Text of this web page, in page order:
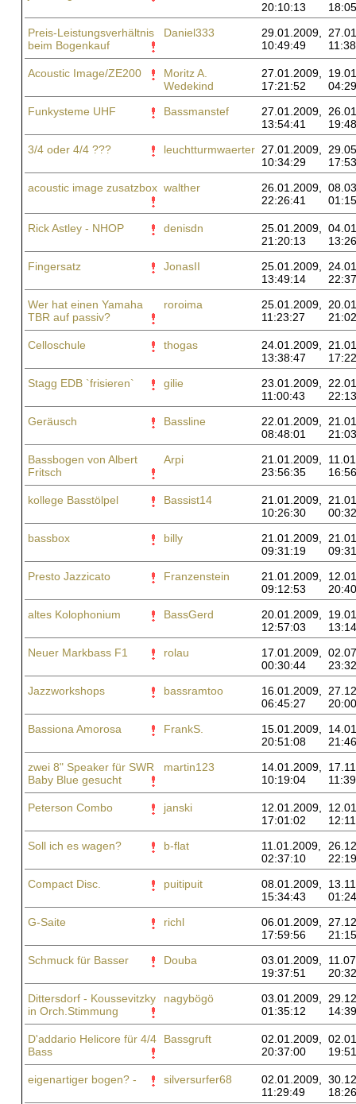
20:10:13
Preis-Leistungsverhältnis
beim Bogenkauf
Daniel333
29.01.2009,
10:49:49
Acoustic Image/ZE200
Moritz A.
Wedekind
27.01.2009,
17:21:52
Funkysteme UHF
Bassmanstef
27.01.2009,
13:54:41
3/4 oder 4/4 ???
leuchtturmwaerter 27.01.2009,
10:34:29
acoustic image zusatzbox walther
26.01.2009,
22:26:41
Rick Astley - NHOP denisdn
25.01.2009,
21:20:13
Fingersatz
JonasII
25.01.2009,
13:49:14
Wer hat einen Yamaha
TBR auf passiv?
roroima
25.01.2009,
11:23:27
Celloschule thogas
24.01.2009,
13:38:47
Stagg EDB `frisieren`
gilie
23.01.2009,
11:00:43
Geräusch
Bassline
22.01.2009,
08:48:01
Bassbogen von Albert
Fritsch
Arpi
21.01.2009,
23:56:35
kollege Basstölpel Bassist14
21.01.2009,
10:26:30
bassbox
billy
21.01.2009,
09:31:19
Presto Jazzicato
Franzenstein
21.01.2009,
09:12:53
altes Kolophonium
BassGerd
20.01.2009,
12:57:03
Neuer Markbass F1
rolau
17.01.2009,
00:30:44
Jazzworkshops
bassramtoo
16.01.2009,
06:45:27
Bassiona Amorosa
FrankS.
15.01.2009,
20:51:08
zwei 8" Speaker für SWR
Baby Blue gesucht
martin123
14.01.2009,
10:19:04
Peterson Combo janski
12.01.2009,
17:01:02
Soll ich es wagen?
b-flat
11.01.2009,
02:37:10
Compact Disc.
puitipuit
08.01.2009,
15:34:43
G-Saite
richl
06.01.2009,
17:59:56
Schmuck für Basser
Douba
03.01.2009,
19:37:51
Dittersdorf - Koussevitzky
in Orch.Stimmung
nagybögö
03.01.2009,
01:35:12
D'addario Helicore für 4/4
Bass
Bassgruft
02.01.2009,
20:37:00
eigenartiger bogen? - silversurfer68
02.01.2009,
11:29:49